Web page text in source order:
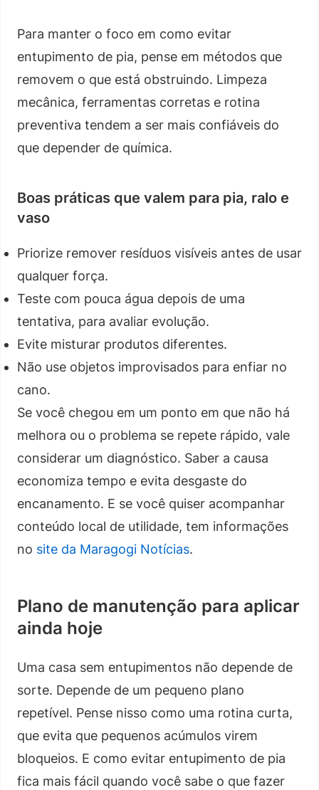
Para manter o foco em como evitar
entupimento de pia, pense em métodos que
removem o que está obstruindo. Limpeza
mecânica, ferramentas corretas e rotina
preventiva tendem a ser mais confiáveis do
que depender de química.
Boas práticas que valem para pia, ralo e
vaso
Priorize remover resíduos visíveis antes de usar
qualquer força.
Teste com pouca água depois de uma
tentativa, para avaliar evolução.
Evite misturar produtos diferentes.
Não use objetos improvisados para enfiar no
cano.
Se você chegou em um ponto em que não há
melhora ou o problema se repete rápido, vale
considerar um diagnóstico. Saber a causa
economiza tempo e evita desgaste do
encanamento. E se você quiser acompanhar
conteúdo local de utilidade, tem informações
no site da Maragogi Notícias.
Plano de manutenção para aplicar
ainda hoje
Uma casa sem entupimentos não depende de
sorte. Depende de um pequeno plano
repetível. Pense nisso como uma rotina curta,
que evita que pequenos acúmulos virem
bloqueios. E como evitar entupimento de pia
fica mais fácil quando você sabe o que fazer